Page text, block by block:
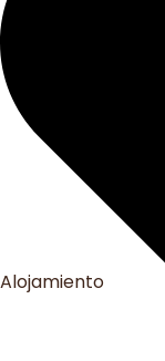
Alojamiento